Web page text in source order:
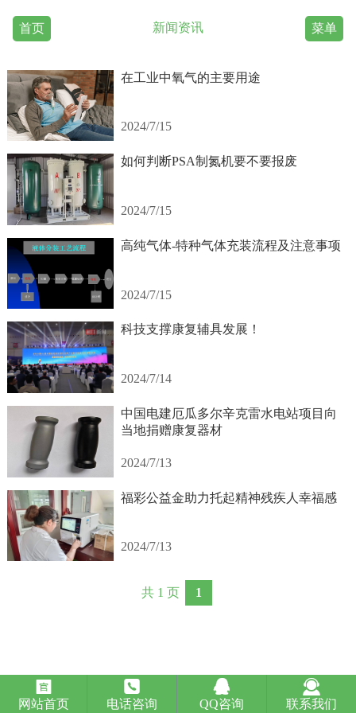
首页 新闻资讯 菜单
在工业中氧气的主要用途
2024/7/15
如何判断PSA制氮机要不要报废
2024/7/15
高纯气体-特种气体充装流程及注意事项
2024/7/15
科技支撑康复辅具发展！
2024/7/14
中国电建厄瓜多尔辛克雷水电站项目向
当地捐赠康复器材
2024/7/13
福彩公益金助力托起精神残疾人幸福感
2024/7/13
共 1 页 1

网站首页

电话咨询

QQ咨询

联系我们